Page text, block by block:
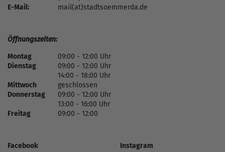
E-Mail:
mail(at)stadtsoemmerda.de
Öffnungszeiten:
Montag
09:00 - 12:00 Uhr
Dienstag
09:00 - 12:00 Uhr
14:00 - 18:00 Uhr
Mittwoch
geschlossen
Donnerstag
09:00 - 12:00 Uhr
13:00 - 16:00 Uhr
Freitag
09:00 - 12:00
Facebook
Instagram